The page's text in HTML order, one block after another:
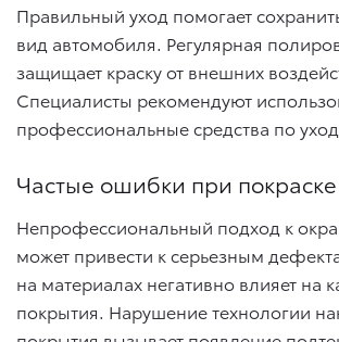
Правильный уход помогает
вид автомобиля. Регулярная
защищает краску от внешних
Специалисты рекомендуют
профессиональные средства по
Частые ошибки при покраске
Непрофессиональный подход к
может привести к серьезным
на материалах негативно влияет на
покрытия. Нарушение технологии